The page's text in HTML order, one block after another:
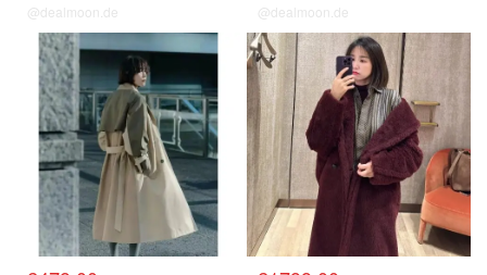
@dealmoon.de @dealmoon.de